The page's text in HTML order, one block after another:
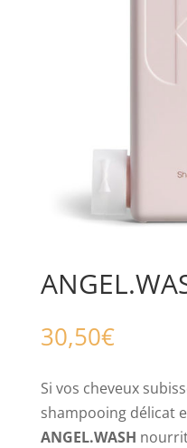
30,50€
Si vos cheveux
shampooing délicat
ANGEL.WASH